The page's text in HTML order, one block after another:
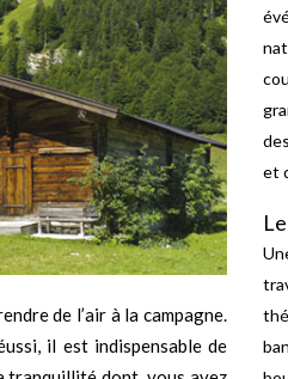
de l’air à la campagne.
il est indispensable de
et